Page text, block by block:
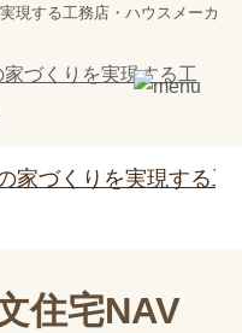
現する工務店・ハウスメーカ
家づくりを実現する
住宅NAV